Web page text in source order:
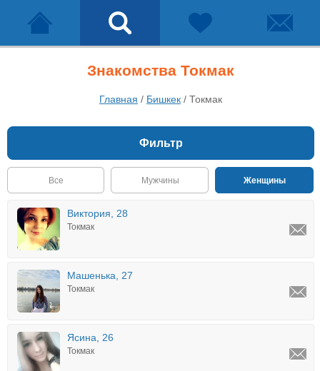
Знакомства Токмак
Главная / Бишкек / Токмак
Фильтр
Все Мужчины Женщины
Виктория, 28
Токмак
Машенька, 27
Токмак
Ясина, 26
Токмак